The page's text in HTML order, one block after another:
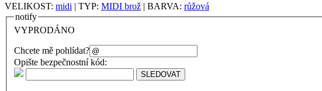
VELIKOST: midi | TYP: MIDI brož | BARVA: růžová
notify
VYPRODÁNO
Chcete mě pohlídat?
Opište bezpečnostní kód: